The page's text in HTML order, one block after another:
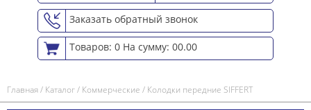
Заказать обратный звонок
Товаров: 0 На сумму: 00.00
Главная/ Каталог/ Коммерческие / Колодки передние SIFFERT